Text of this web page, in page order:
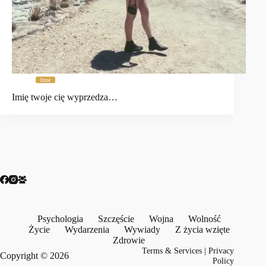
Inne
Imię twoje cię wyprzedza…
Psychologia Szczęście Wojna
Wolność
Życie
Wydarzenia Wywiady
Z życia wzięte
Zdrowie
Copyright © 2026
Terms & Services |Privacy
Policy